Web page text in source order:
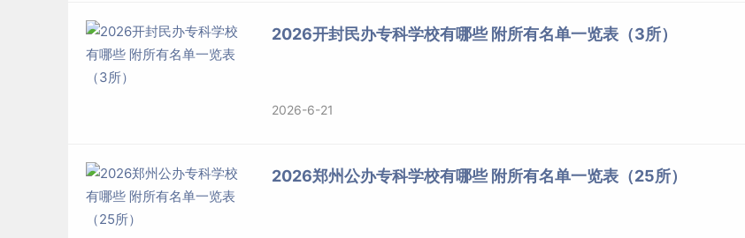
2026开封民办专科学校有哪些 附所有名单一览表（3所）
2026-6-21
2026郑州公办专科学校有哪些 附所有名单一览表（25所）